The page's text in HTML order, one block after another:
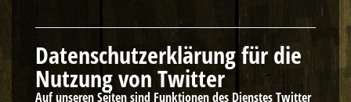
Datenschutzerklärung für die
Nutzung von Twitter
Auf unseren Seiten sind Funktionen des Dienstes Twitter